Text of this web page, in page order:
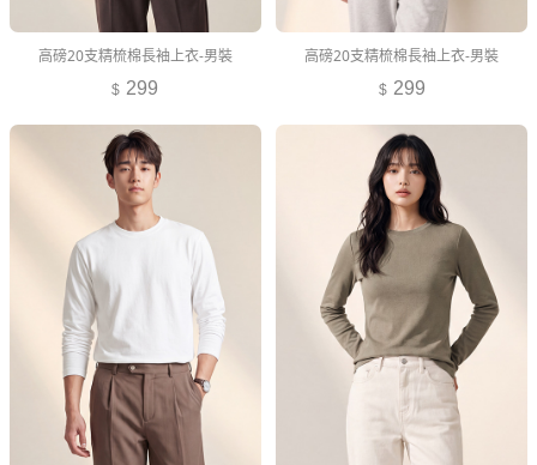
高磅20支精梳棉長袖上衣-男裝
299
高磅20支精梳棉長袖上衣-男裝
299